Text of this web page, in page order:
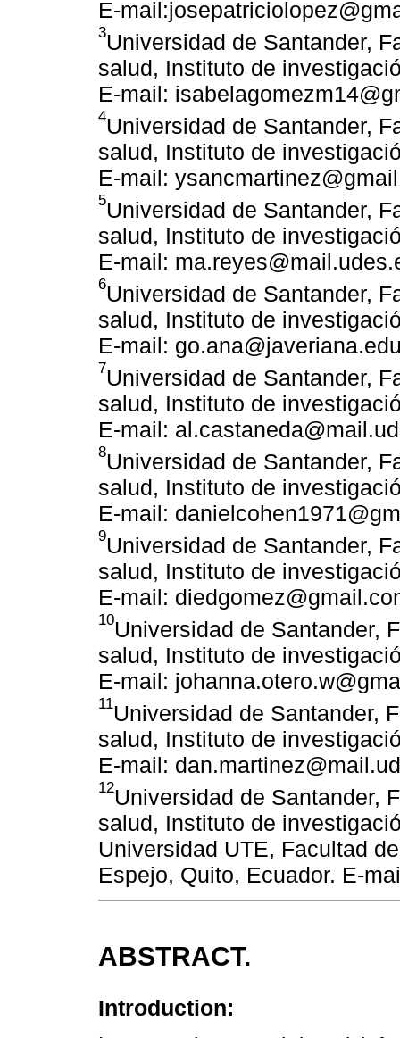
E-
3Universidad de Santander,
salud, Instituto de
E-mail:
4Universidad de Santander,
salud, Instituto de
E-mail:
5Universidad de Santander,
salud, Instituto de
E-mail:
6Universidad de Santander,
salud, Instituto de
E-mail:
7Universidad de Santander,
salud, Instituto de
E-mail:
8Universidad de Santander,
salud, Instituto de
E-mail:
9Universidad de Santander,
salud, Instituto de
E-mail:
10Universidad de Santander,
salud, Instituto de
E-mail:
11Universidad de Santander,
salud, Instituto de
E-mail:
12Universidad de Santander,
salud, Instituto de
Universidad UTE, Facultad
Espejo, Quito, Ecuador. E-
ABSTRACT.
Introduction: